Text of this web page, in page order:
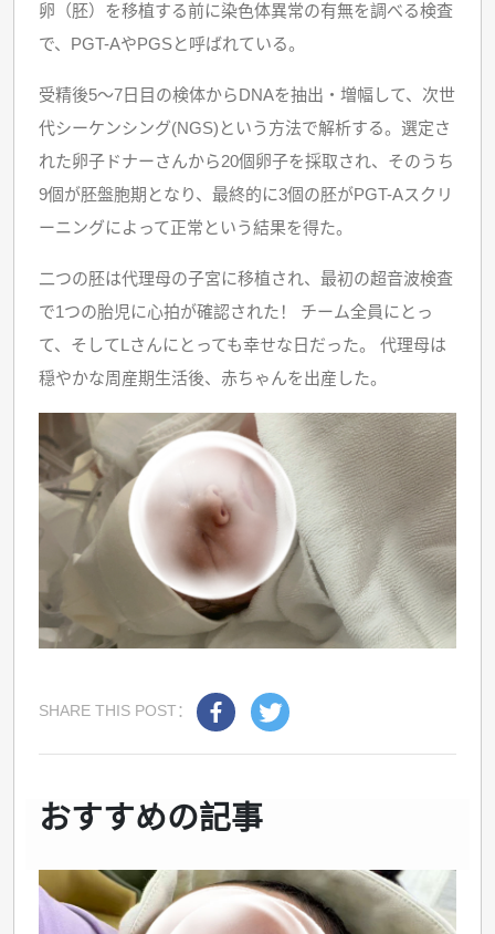
卵（胚）を移植する前に染色体異常の有無を調べる検査
で、PGT-AやPGSと呼ばれている。
受精後5～7日目の検体からDNAを抽出・増幅して、次世
代シーケンシング(NGS)という方法で解析する。選定さ
れた卵子ドナーさんから20個卵子を採取され、そのうち
9個が胚盤胞期となり、最終的に3個の胚がPGT-Aスクリ
ーニングによって正常という結果を得た。
二つの胚は代理母の子宮に移植され、最初の超音波検査
で1つの胎児に心拍が確認された！ チーム全員にとっ
て、そしてLさんにとっても幸せな日だった。 代理母は
穏やかな周産期生活後、赤ちゃんを出産した。
SHARE THIS POST：
おすすめの記事